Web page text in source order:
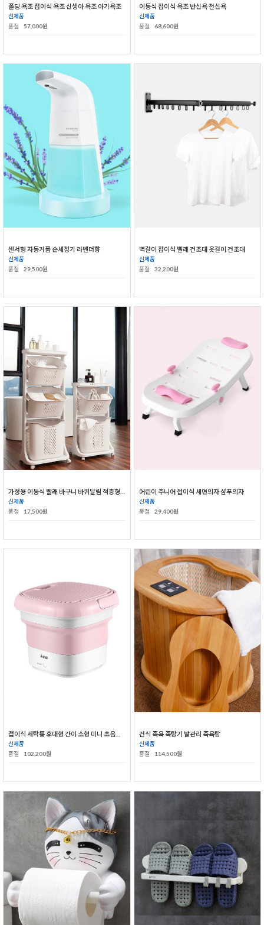
폴딩 욕조 접이식 욕조 신생아 욕조 아기욕조
신제품
품절
57,000원
이동식 접이식 욕조 반신욕 전신욕
신제품
품절
68,600원
센서형 자동거품 손세정기 라벤더향
신제품
품절
29,500원
벽걸이 접이식 빨래 건조대 옷걸이 건조대
신제품
품절
32,200원
신제품
품절
17,500원
어린이 주니어 접이식 세면의자 샴푸의자
신제품
품절
29,400원
신제품
품절
102,200원
건식 족욕 족탕기 발관리 족욕탕
신제품
품절
114,500원